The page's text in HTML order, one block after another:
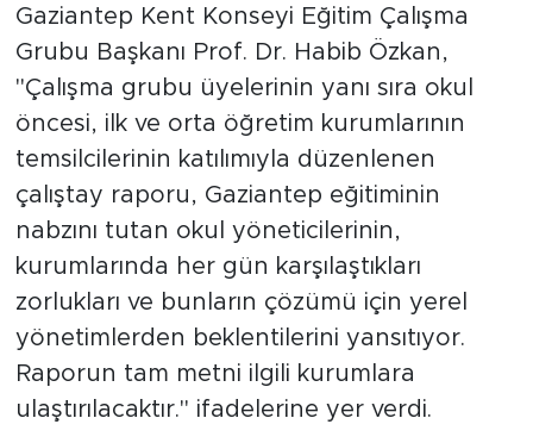
Gaziantep Kent Konseyi Eğitim Çalışma
Grubu Başkanı Prof. Dr. Habib Özkan,
"Çalışma grubu üyelerinin yanı sıra okul
öncesi, ilk ve orta öğretim kurumlarının
temsilcilerinin katılımıyla düzenlenen
çalıştay raporu, Gaziantep eğitiminin
nabzını tutan okul yöneticilerinin,
kurumlarında her gün karşılaştıkları
zorlukları ve bunların çözümü için yerel
yönetimlerden beklentilerini yansıtıyor.
Raporun tam metni ilgili kurumlara
ulaştırılacaktır." ifadelerine yer verdi.